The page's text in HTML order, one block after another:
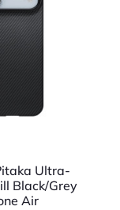
Ultra-
Black/Grey
Air